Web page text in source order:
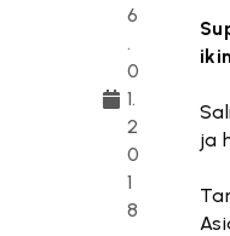
6
.
0
1.
2
0
1
8
ja